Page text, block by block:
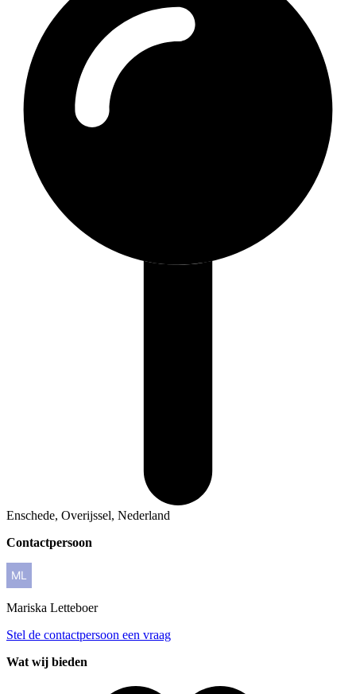
Enschede, Overijssel, Nederland
Contactpersoon
Mariska Letteboer
Stel de contactpersoon een vraag
Wat wij bieden